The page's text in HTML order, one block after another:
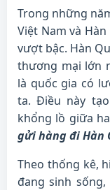
Trong những
Việt Nam và
vượt bậc. Hàn
thương mại lớn
là quốc gia có
ta. Điều này
khổng lồ giữa
gửi hàng đi Hàn
Theo thống kê,
đang sinh